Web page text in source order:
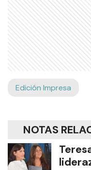
Edición Impresa
NOTAS